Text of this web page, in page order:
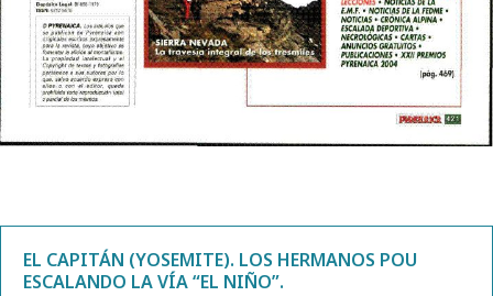
EL CAPITÁN (YOSEMITE). LOS HERMANOS POU
ESCALANDO LA VÍA “EL NIÑO”.